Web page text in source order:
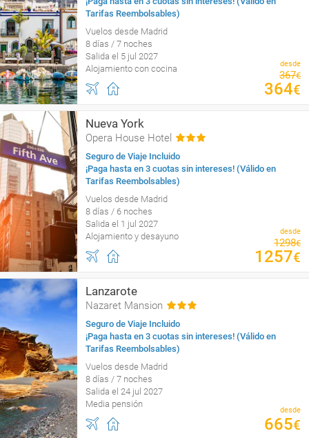
Tarifas Reembolsables)
Vuelos desde Madrid
8 días / 7 noches
Salida el 5 jul 2027
Alojamiento con cocina
desde
367€
364€
Nueva York
Opera House Hotel
Seguro de Viaje Incluido
¡Paga hasta en 3 cuotas sin intereses! (Válido en
Tarifas Reembolsables)
Vuelos desde Madrid
8 días / 6 noches
Salida el 1 jul 2027
Alojamiento y desayuno
desde
1298€
1257€
Lanzarote
Nazaret Mansion
Seguro de Viaje Incluido
¡Paga hasta en 3 cuotas sin intereses! (Válido en
Tarifas Reembolsables)
Vuelos desde Madrid
8 días / 7 noches
Salida el 24 jul 2027
Media pensión
desde
665€